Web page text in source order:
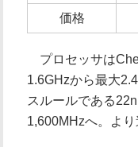
価格
プロセッサは
1.6GHzから最大
スルールである
1,600MHzへ。よ